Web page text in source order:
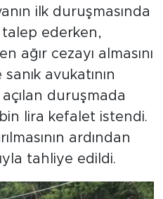
ilk duruşmasında
talep ederken,
ağır cezayı almasını
avukatının
duruşmada
lira kefalet istendi.
ardından
tahliye edildi.